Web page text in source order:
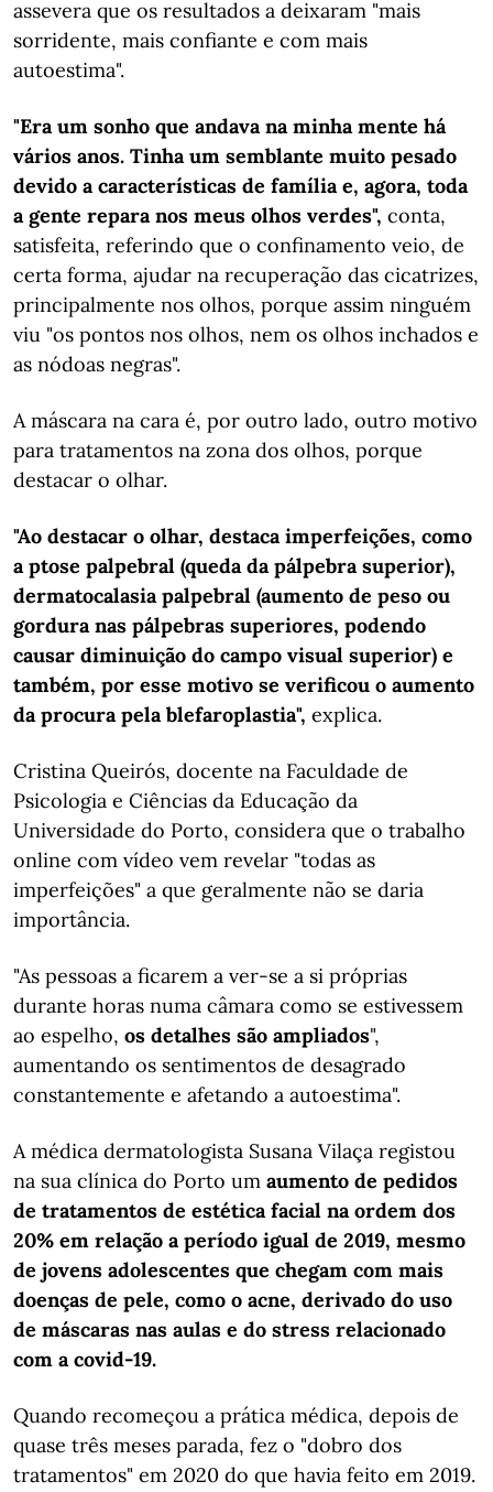
assevera que os resultados a deixaram "mais
sorridente, mais confiante e com mais
autoestima".
"Era um sonho que andava na minha mente há
vários anos. Tinha um semblante muito pesado
devido a características de família e, agora, toda
a gente repara nos meus olhos verdes", conta,
satisfeita, referindo que o confinamento veio, de
certa forma, ajudar na recuperação das cicatrizes,
principalmente nos olhos, porque assim ninguém
viu "os pontos nos olhos, nem os olhos inchados e
as nódoas negras".
A máscara na cara é, por outro lado, outro motivo
para tratamentos na zona dos olhos, porque
destacar o olhar.
"Ao destacar o olhar, destaca imperfeições, como
a ptose palpebral (queda da pálpebra superior),
dermatocalasia palpebral (aumento de peso ou
gordura nas pálpebras superiores, podendo
causar diminuição do campo visual superior) e
também, por esse motivo se verificou o aumento
da procura pela blefaroplastia", explica.
Cristina Queirós, docente na Faculdade de
Psicologia e Ciências da Educação da
Universidade do Porto, considera que o trabalho
online com vídeo vem revelar "todas as
imperfeições" a que geralmente não se daria
importância.
"As pessoas a ficarem a ver-se a si próprias
durante horas numa câmara como se estivessem
ao espelho, os detalhes são ampliados",
aumentando os sentimentos de desagrado
constantemente e afetando a autoestima".
A médica dermatologista Susana Vilaça registou
na sua clínica do Porto um aumento de pedidos
de tratamentos de estética facial na ordem dos
20% em relação a período igual de 2019, mesmo
de jovens adolescentes que chegam com mais
doenças de pele, como o acne, derivado do uso
de máscaras nas aulas e do stress relacionado
com a covid-19.
Quando recomeçou a prática médica, depois de
quase três meses parada, fez o "dobro dos
tratamentos" em 2020 do que havia feito em 2019.